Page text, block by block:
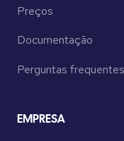
Preços
Documentação
Perguntas frequentes
EMPRESA